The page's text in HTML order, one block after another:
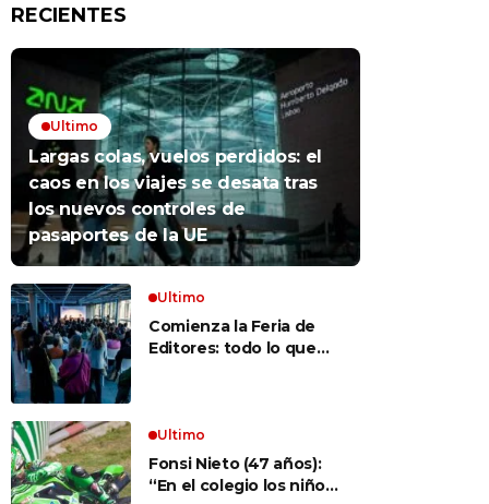
RECIENTES
Ultimo
Largas colas, vuelos perdidos: el
caos en los viajes se desata tras
los nuevos controles de
pasaportes de la UE
Ultimo
Comienza la Feria de
Editores: todo lo que
Ultimo
Fonsi Nieto (47 años):
“En el colegio los niños